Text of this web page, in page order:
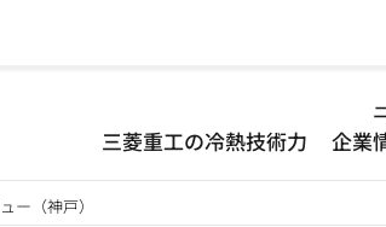
-
三菱重工の冷熱技術力 企業
ー（神戸）